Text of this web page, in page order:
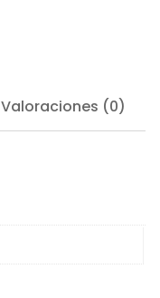
Valoraciones (0)